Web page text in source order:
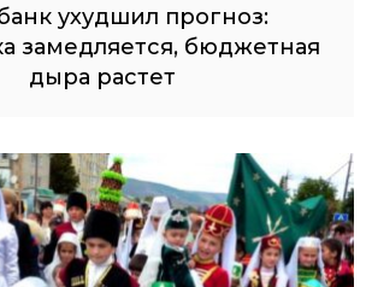
ухудшил прогноз:
замедляется, бюджетная
дыра растет